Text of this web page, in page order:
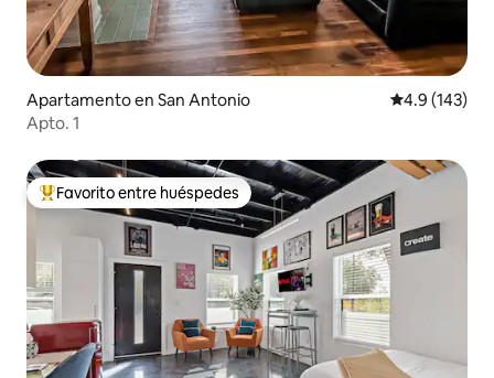
Apartamento en San Antonio Calificación
4.9 (143)
Apto. 1
Favorito entre huéspedes preferido
Favorito entre huéspedes